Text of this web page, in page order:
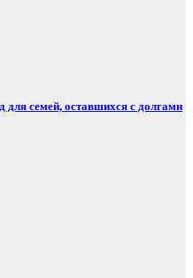
семей, оставшихся с долгами